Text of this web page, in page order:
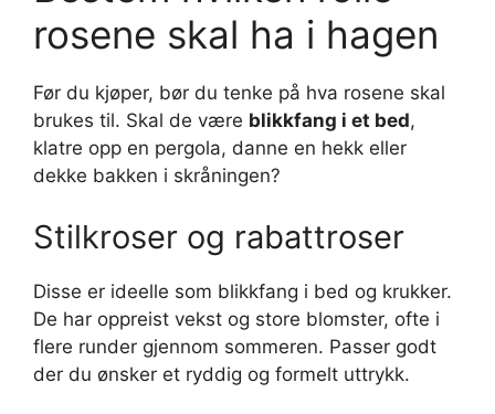
rosene skal ha i hagen
Før du kjøper, bør du tenke på hva rosene skal
brukes til. Skal de være blikkfang i et bed,
klatre opp en pergola, danne en hekk eller
dekke bakken i skråningen?
Stilkroser og rabattroser
Disse er ideelle som blikkfang i bed og krukker.
De har oppreist vekst og store blomster, ofte i
flere runder gjennom sommeren. Passer godt
der du ønsker et ryddig og formelt uttrykk.